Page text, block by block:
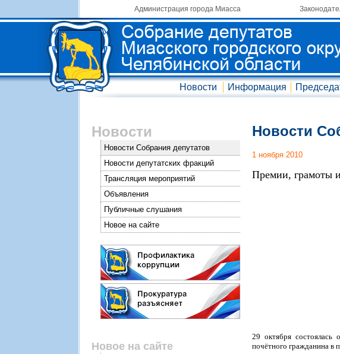
Администрация города Миасса
Новости Информация
Новости
Новости Собрания депутатов
Новости депутатских фракций
Трансляция мероприятий
Объявления
Публичные слушания
Новое на сайте
Новое на сайте
Новости
1 ноября 2010
Премии, грамоты
29 октября состоялась
почётного гражданина в